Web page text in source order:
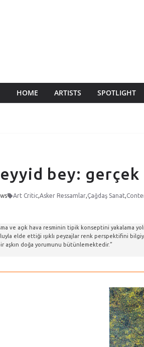
HOME ARTISTS SPOTLIGHT
bey:
Art Critic,Asker Ressamlar,Çağdaş Sanat,
ve açık hava resminin tipik konseptini yakalama
elde ettiği ışıklı peyzajlar renk perspektifini
aşkın doğa yorumunu bütünlemektedir.”